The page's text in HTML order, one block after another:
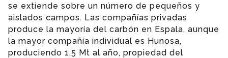
se extiende sobre un número de pequeños y
aislados campos. Las compañías privadas
produce la mayoría del carbón en Espala, aunque
la mayor compañía individual es Hunosa,
produciendo 1.5 Mt al año, propiedad del